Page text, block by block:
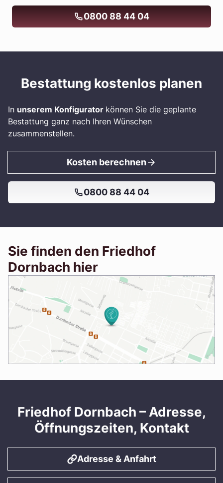
0800 88 44 04
Bestattung kostenlos planen
In unserem Konfigurator können Sie die geplante
Bestattung ganz nach Ihren Wünschen
zusammenstellen.
Kosten berechnen
0800 88 44 04
Sie finden den Friedhof
Dornbach hier
Friedhof Dornbach – Adresse,
Öffnungszeiten, Kontakt
Adresse & Anfahrt